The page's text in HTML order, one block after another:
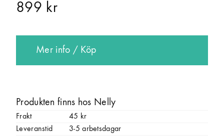
899 kr
Mer info / Köp
Produkten finns hos Nelly
Frakt
45 kr
Leveranstid
3-5 arbetsdagar